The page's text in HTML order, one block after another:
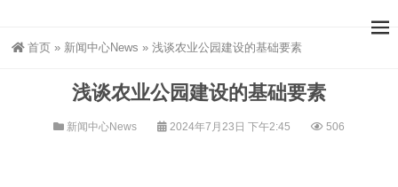
首页 » 新闻中心News » 浅谈农业公园建设的基础要素
浅谈农业公园建设的基础要素
新闻中心News 2024年7月23日 下午2:45 506